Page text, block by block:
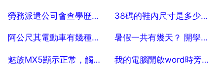
2025-07-29 2025-07-29
勞務派遣公司會查學歷嗎？ 100
2025-07-29
38碼的鞋內尺寸是多少釐公尺
2025-07-29
阿公尺其電動車有幾種騎行方式？平時充電麻煩嗎？
2025-07-29
暑假一共有幾天？ 開學時我就讀5年級上期了
2025-07-29
魅族MX5顯示正常，觸控螢幕失靈，怎麼辦 我的電腦開啟word時旁邊又會出現乙個 s接著就是相同的檔名稱